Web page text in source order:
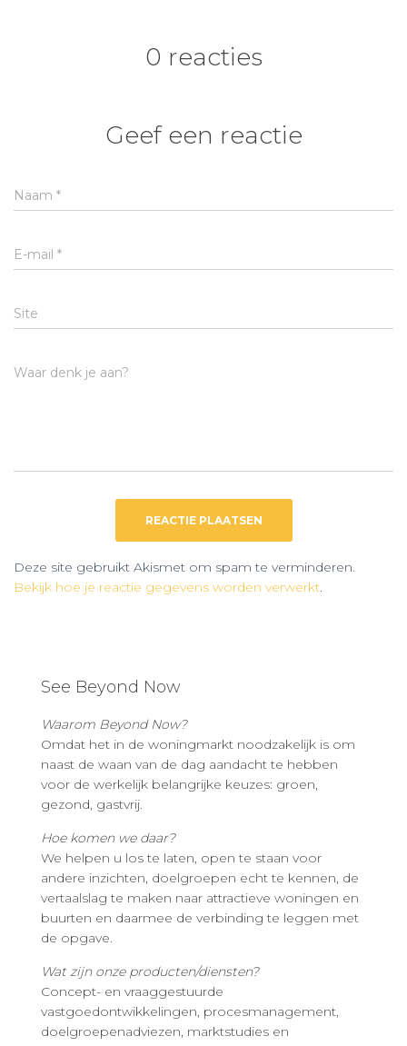
0 reacties
Geef een reactie
Naam *
E-mail *
Site
Waar denk je aan?
Deze site gebruikt Akismet om spam te verminderen.
Bekijk hoe je reactie gegevens worden verwerkt.
See Beyond Now
Waarom Beyond Now?
Omdat het in de woningmarkt noodzakelijk is om
naast de waan van de dag aandacht te hebben
voor de werkelijk belangrijke keuzes: groen,
gezond, gastvrij.
Hoe komen we daar?
We helpen u los te laten, open te staan voor
andere inzichten, doelgroepen echt te kennen, de
vertaalslag te maken naar attractieve woningen en
buurten en daarmee de verbinding te leggen met
de opgave.
Wat zijn onze producten/diensten?
Concept- en vraaggestuurde
vastgoedontwikkelingen, procesmanagement,
doelgroepenadviezen, marktstudies en